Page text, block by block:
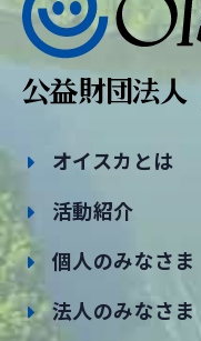
オイスカとは
活動紹介
個人のみなさま
法人のみなさま